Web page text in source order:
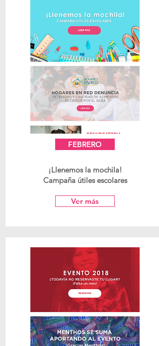
FEBRERO
¡Llenemos la mochila!
Campaña útiles escolares
Ver más